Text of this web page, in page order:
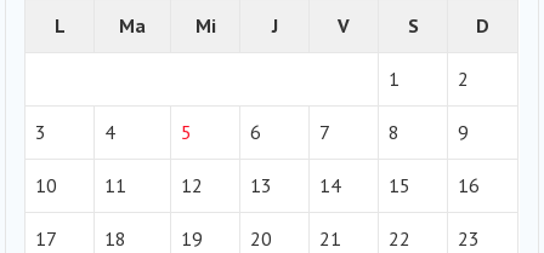
L Ma Mi J V S D
1 2
3 4 5 6 7 8 9
10 11 12 13 14 15 16
17 18 19 20 21 22 23